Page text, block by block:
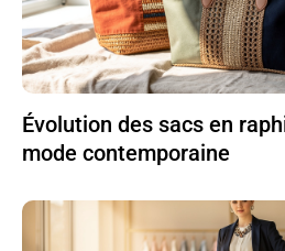
Évolution des sacs en
mode contemporaine